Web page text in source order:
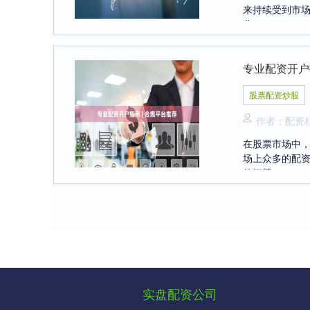
来持续受到市
分....
专业配资开
股票配资炒股
作者：配资
在股票市场中
场上众多的配
的问题。....
实盘配资公司